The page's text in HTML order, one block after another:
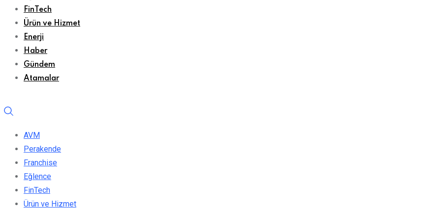
FinTech
Ürün ve Hizmet
Enerji
Haber
Gündem
Atamalar
AVM
Perakende
Franchise
Eğlence
FinTech
Ürün ve Hizmet